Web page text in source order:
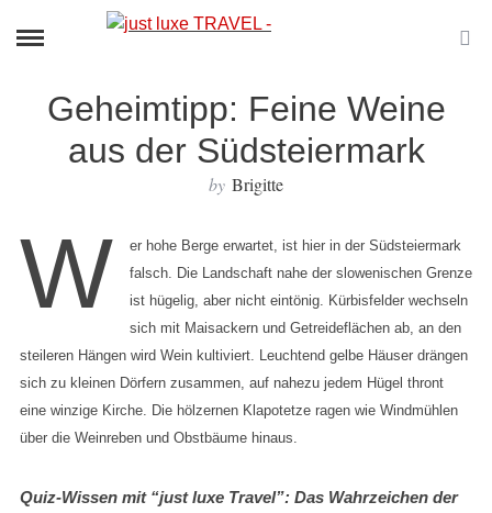
Geheimtipp: Feine Weine
aus der Südsteiermark
by Brigitte
W
er hohe Berge erwartet, ist hier in der Südsteiermark
falsch. Die Landschaft nahe der slowenischen Grenze
ist hügelig, aber nicht eintönig. Kürbisfelder wechseln
sich mit Maisackern und Getreideflächen ab, an den
steileren Hängen wird Wein kultiviert. Leuchtend gelbe Häuser drängen
sich zu kleinen Dörfern zusammen, auf nahezu jedem Hügel thront
eine winzige Kirche. Die hölzernen Klapotetze ragen wie Windmühlen
über die Weinreben und Obstbäume hinaus.
Quiz-Wissen mit “just luxe Travel”: Das Wahrzeichen der